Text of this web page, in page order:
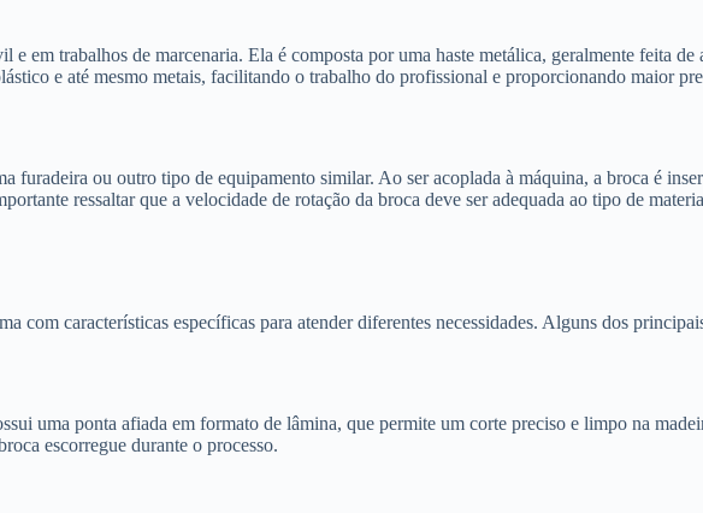
em trabalhos de marcenaria. Ela é composta por uma haste metálica, geralmente feita
e até mesmo metais, facilitando o trabalho do profissional e proporcionando maior
ou outro tipo de equipamento similar. Ao ser acoplada à máquina, a broca é
ressaltar que a velocidade de rotação da broca deve ser adequada ao tipo de
com características específicas para atender diferentes necessidades. Alguns dos
uma ponta afiada em formato de lâmina, que permite um corte preciso e limpo na
escorregue durante o processo.